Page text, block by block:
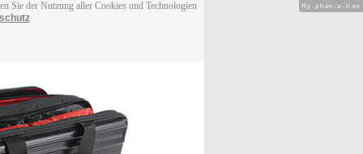
Sie der Nutzung aller Cookies und Technologien
Hy-phen-a-tion